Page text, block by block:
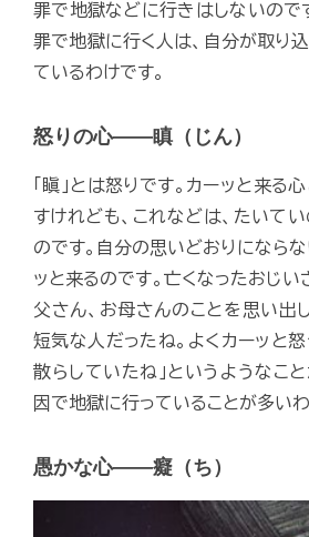
罪で地獄などに行きはしないので
罪で地獄に行く人は、自分が取り
ているわけです。
怒りの心――瞋（じん）
「瞋」とは怒りです。カーッと来る
すけれども、これなどは、たいて
のです。自分の思いどおりになら
ッと来るのです。亡くなったおじい
父さん、お母さんのことを思い出
短気な人だったね。よくカーッと
散らしていたね」というようなこ
因で地獄に行っていることが多いわ
愚かな心――癡（ち）